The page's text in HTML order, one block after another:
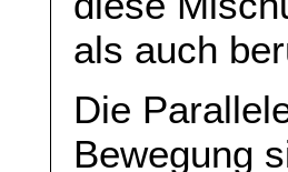
als auch
Die
Bewegung